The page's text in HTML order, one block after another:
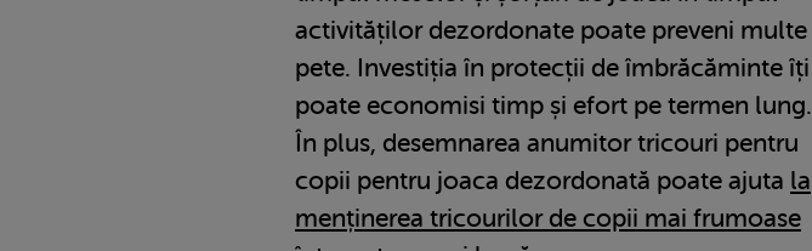
activităților dezordonate poate preveni multe
pete. Investiția în protecții de îmbrăcăminte îți
poate economisi timp și efort pe termen lung.
În plus, desemnarea anumitor tricouri pentru
copii pentru joaca dezordonată poate ajuta la
menținerea tricourilor de copii mai frumoase